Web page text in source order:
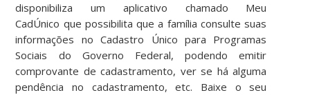
disponibiliza um aplicativo chamado Meu
CadÚnico que possibilita que a família consulte suas
informações no Cadastro Único para Programas
Sociais do Governo Federal, podendo emitir
comprovante de cadastramento, ver se há alguma
pendência no cadastramento, etc. Baixe o seu